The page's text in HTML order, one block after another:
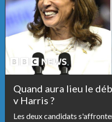
Quand aura lieu le
v Harris ?
Les deux candidats